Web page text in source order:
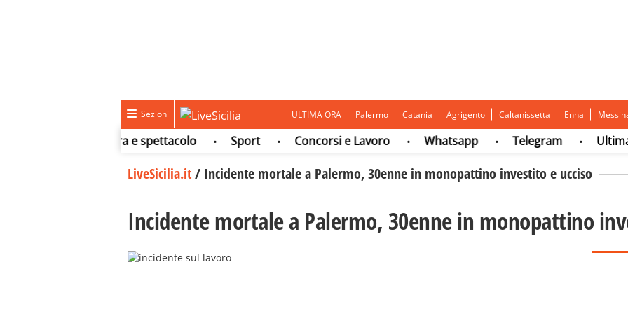
Sezioni ULTIMA ORA Palermo Catania Agrigento Caltanissetta Enna
Cultura e spettacolo • Sport • Concorsi e Lavoro • Whatsapp • Telegram • Ultima ora
LiveSicilia.it/ Incidente mortale a Palermo, 30enne in monopattino investito e ucciso
Incidente mortale a Palermo, 30enne in monopattino